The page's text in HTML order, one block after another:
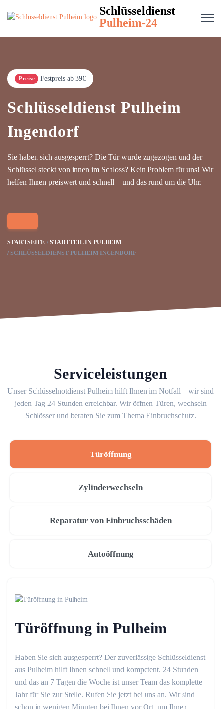
Schlüsseldienst
Pulheim-24
Preise Festpreis ab 39€
Schlüsseldienst Pulheim
Ingendorf
Sie haben sich ausgesperrt? Die Tür wurde zugezogen und der
Schlüssel steckt von innen im Schloss? Kein Problem für uns! Wir
helfen Ihnen preiswert und schnell – und das rund um die Uhr.
STARTSEITE
STADTTEIL IN PULHEIM
SCHLÜSSELDIENST PULHEIM INGENDORF
Serviceleistungen
Unser Schlüsselnotdienst Pulheim hilft Ihnen im Notfall – wir sind
jeden Tag 24 Stunden erreichbar. Wir öffnen Türen, wechseln
Schlösser und beraten Sie zum Thema Einbruchschutz.
Türöffnung
Zylinderwechseln
Reparatur von Einbruchsschäden
Autoöffnung
Türöffnung in Pulheim
Haben Sie sich ausgesperrt? Der zuverlässige Schlüsseldienst
aus Pulheim hilft Ihnen schnell und kompetent. 24 Stunden
und das an 7 Tagen die Woche ist unser Team das komplette
Jahr für Sie zur Stelle. Rufen Sie jetzt bei uns an. Wir sind
schon in wenigen Minuten bei Ihnen vor Ort, um Ihnen